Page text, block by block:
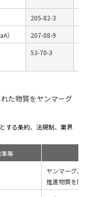
205-82-3
） 207-08-9
53-70-3
た物質をヤンマーグ
する条約、法規制、業界
等
ヤンマーグル
推進物質を除